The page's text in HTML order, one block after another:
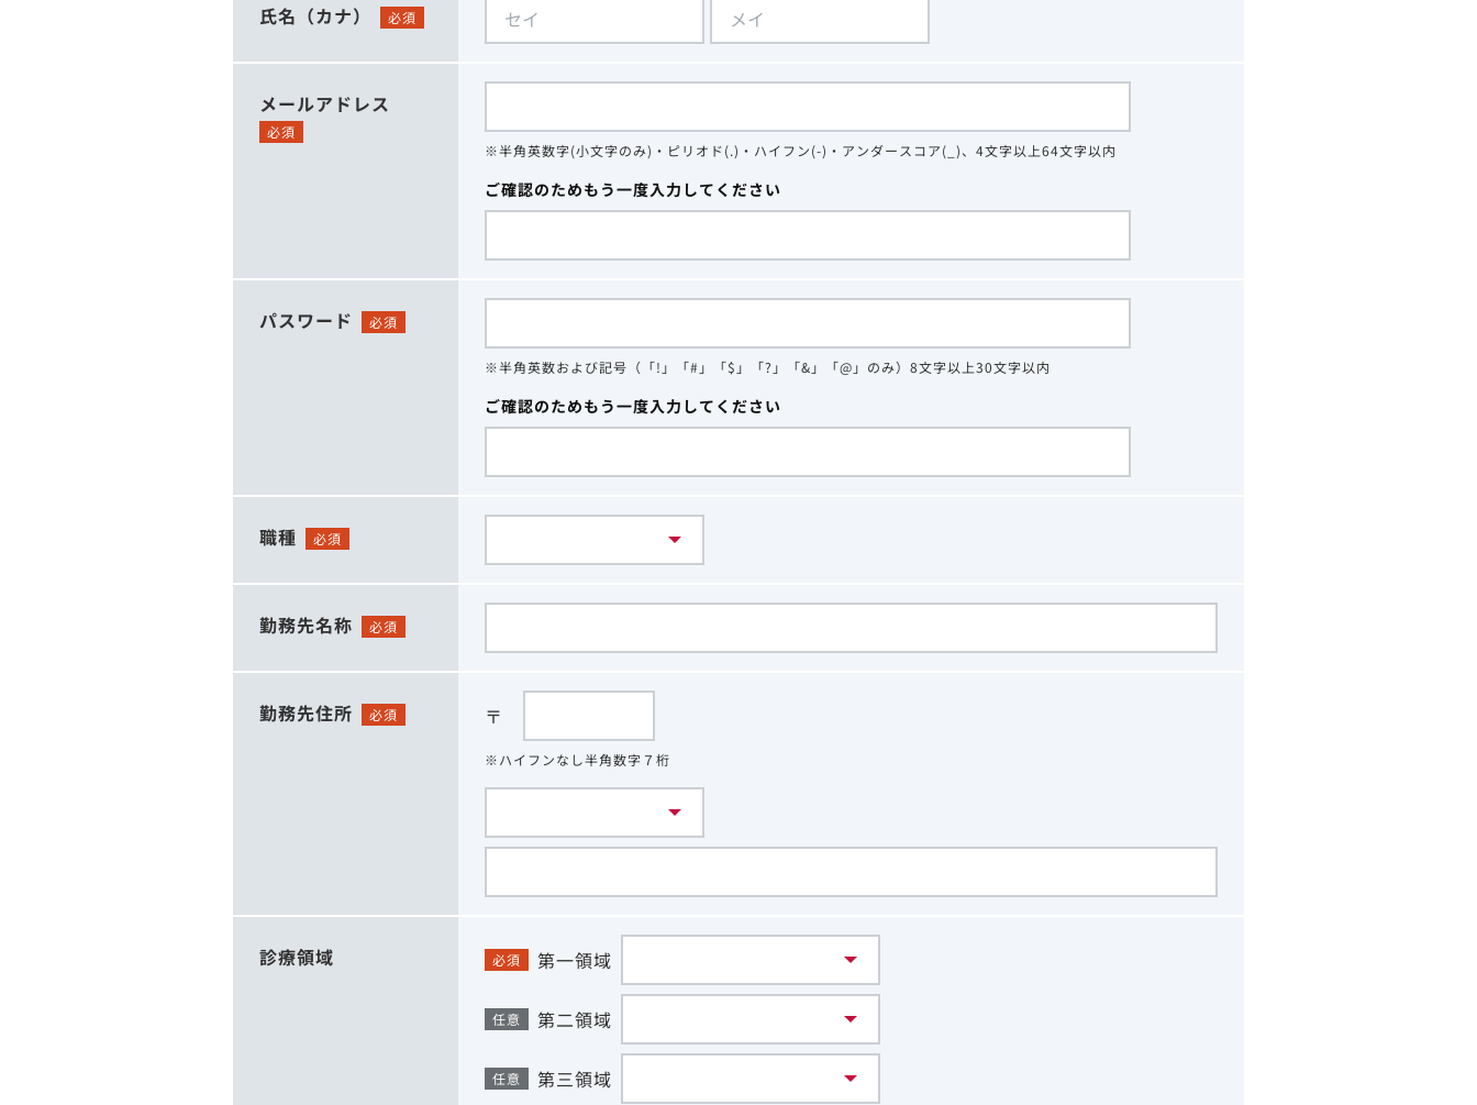
氏名（カナ） 必須
メールアドレス
必須
※半角英数字(小文字のみ)・ピリオド(.)・ハイフン(-)・アンダースコア(_)、4文字以上64文字以内
ご確認のためもう一度入力してください
パスワード 必須
※半角英数および記号（「!」「#」「$」「?」「&」「@」のみ）8文字以上30文字以内
ご確認のためもう一度入力してください
職種 必須
勤務先名称 必須
勤務先住所 必須 〒
※ハイフンなし半角数字７桁
診療領域 必須 第一領域
任意 第二領域
任意 第三領域